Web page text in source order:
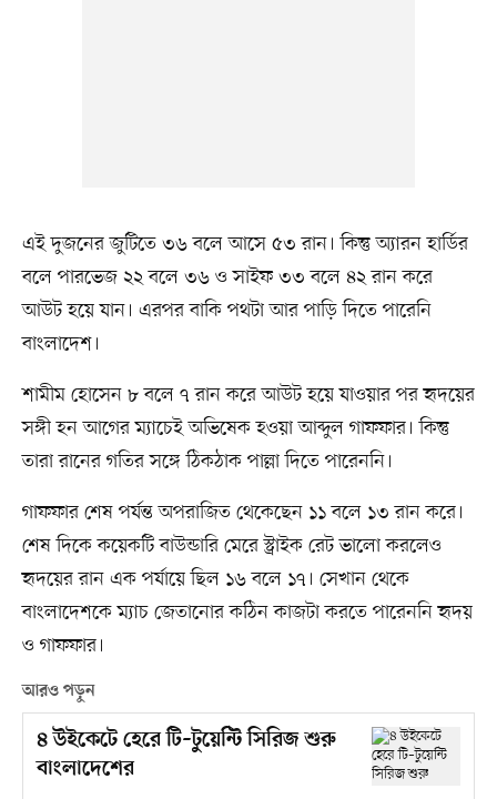
এই দুজনের জুটিতে ৩৬ বলে আসে ৫৩ রান। কিন্তু অ্যারন হার্ডির
বলে পারভেজ ২২ বলে ৩৬ ও সাইফ ৩৩ বলে ৪২ রান করে
আউট হয়ে যান। এরপর বাকি পথটা আর পাড়ি দিতে পারেনি
বাংলাদেশ।
শামীম হোসেন ৮ বলে ৭ রান করে আউট হয়ে যাওয়ার পর হৃদয়ের
সঙ্গী হন আগের ম্যাচেই অভিষেক হওয়া আব্দুল গাফফার। কিন্তু
তারা রানের গতির সঙ্গে ঠিকঠাক পাল্লা দিতে পারেননি।
গাফফার শেষ পর্যন্ত অপরাজিত থেকেছেন ১১ বলে ১৩ রান করে।
শেষ দিকে কয়েকটি বাউন্ডারি মেরে স্ট্রাইক রেট ভালো করলেও
হৃদয়ের রান এক পর্যায়ে ছিল ১৬ বলে ১৭। সেখান থেকে
বাংলাদেশকে ম্যাচ জেতানোর কঠিন কাজটা করতে পারেননি হৃদয়
ও গাফফার।
আরও পড়ুন
৪ উইকেটে হেরে টি–টুয়েন্টি সিরিজ শুরু
বাংলাদেশের